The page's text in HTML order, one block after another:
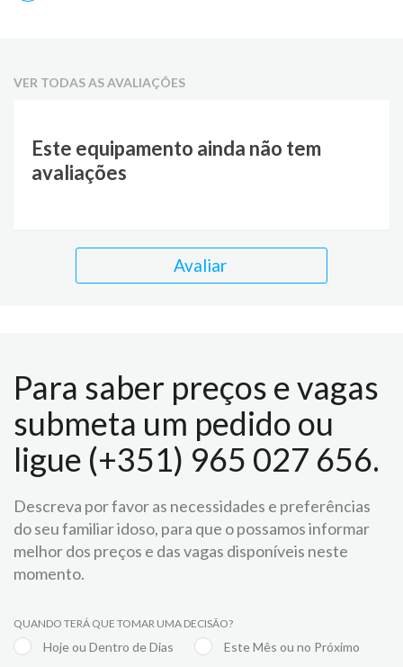
VER TODAS AS AVALIAÇÕES
Este equipamento ainda não tem
avaliações
Avaliar
Para saber preços e vagas
submeta um pedido ou
ligue (+351) 965 027 656.
Descreva por favor as necessidades e preferências
do seu familiar idoso, para que o possamos informar
melhor dos preços e das vagas disponíveis neste
momento.
QUANDO TERÁ QUE TOMAR UMA DECISÃO?
Hoje ou Dentro de Dias
Este Mês ou no Próximo